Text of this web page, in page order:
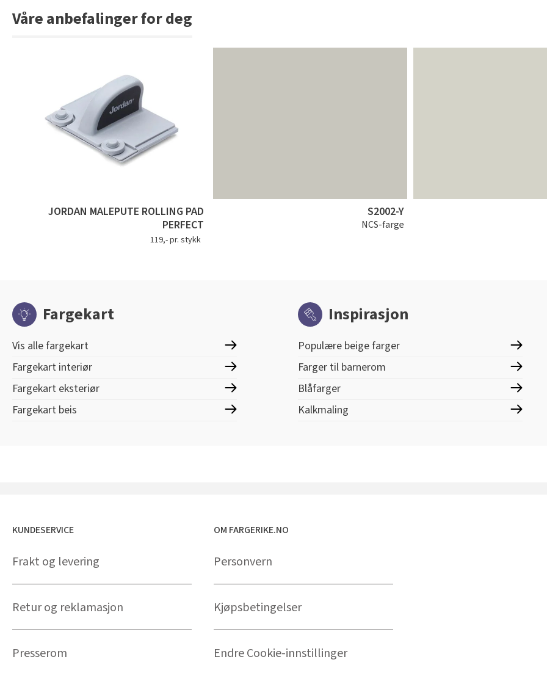
Våre anbefalinger for deg
JORDAN MALEPUTE ROLLING PAD
PERFECT
119,- pr. stykk
S2002-Y
NCS-farge
Fargekart
Vis alle fargekart
Fargekart interiør
Fargekart eksteriør
Fargekart beis
Inspirasjon
Populære beige farger
Farger til barnerom
Blåfarger
Kalkmaling
KUNDESERVICE
Frakt og levering
Retur og reklamasjon
Presserom
OM FARGERIKE.NO
Personvern
Kjøpsbetingelser
Endre Cookie-innstillinger